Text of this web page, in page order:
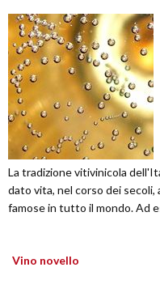
La tradizione vitivinicola
dato vita, nel corso dei
famose in tutto il mondo. Ad
Vino novello